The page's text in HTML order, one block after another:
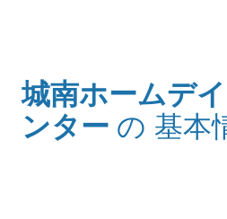
(タイトル)
城南ホームデ
ンター の 基本